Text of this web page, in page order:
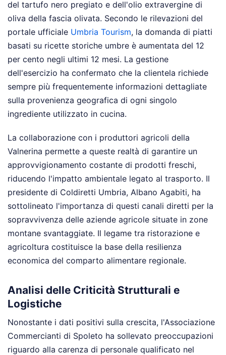
del tartufo nero pregiato e dell'olio extravergine di
oliva della fascia olivata. Secondo le rilevazioni del
portale ufficiale Umbria Tourism, la domanda di piatti
basati su ricette storiche umbre è aumentata del 12
per cento negli ultimi 12 mesi. La gestione
dell'esercizio ha confermato che la clientela richiede
sempre più frequentemente informazioni dettagliate
sulla provenienza geografica di ogni singolo
ingrediente utilizzato in cucina.
La collaborazione con i produttori agricoli della
Valnerina permette a queste realtà di garantire un
approvvigionamento costante di prodotti freschi,
riducendo l'impatto ambientale legato al trasporto. Il
presidente di Coldiretti Umbria, Albano Agabiti, ha
sottolineato l'importanza di questi canali diretti per la
sopravvivenza delle aziende agricole situate in zone
montane svantaggiate. Il legame tra ristorazione e
agricoltura costituisce la base della resilienza
economica del comparto alimentare regionale.
Analisi delle Criticità Strutturali e
Logistiche
Nonostante i dati positivi sulla crescita, l'Associazione
Commercianti di Spoleto ha sollevato preoccupazioni
riguardo alla carenza di personale qualificato nel